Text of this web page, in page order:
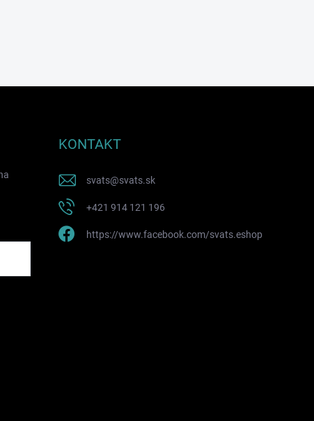
KONTAKT
svats@svats.sk
+421 914 121 196
https://www.facebook.com/svats.eshop